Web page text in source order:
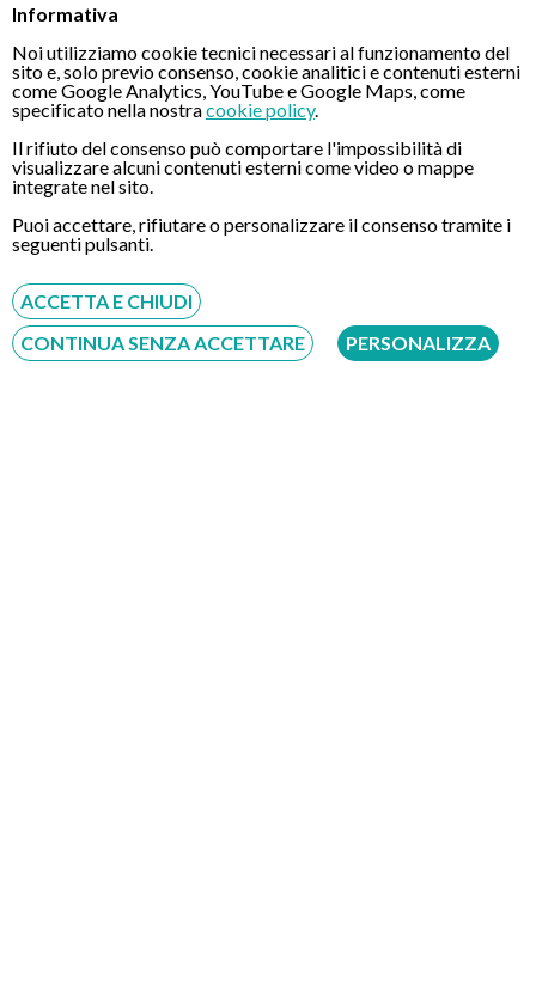
Informativa
Noi utilizziamo cookie tecnici necessari al funzionamento del
sito e, solo previo consenso, cookie analitici e contenuti esterni
come Google Analytics, YouTube e Google Maps, come
specificato nella nostracookie policy.
Il rifiuto del consenso può comportare l'impossibilità di
visualizzare alcuni contenuti esterni come video o mappe
integrate nel sito.
Puoi accettare, rifiutare o personalizzare il consenso tramite i
seguenti pulsanti.
ACCETTA E CHIUDI
CONTINUA SENZA ACCETTARE
PERSONALIZZA
sottopongono ad una gastroscopia transnasale sono già in
grado di guidare l’auto e riprendere le abituali attività
quotidiane.
Niente rischi
L’assenza di sedazione inoltre, permette di evitare qualsiasi
rischio legato alla somministrazione dei farmaci per via venosa.
Confronto diretto, respirazione libera e deglutizione
Durante tutto l’intervento, i pazienti possono parlare e
confrontarsi direttamente con il medico e gli infermieri che
stanno eseguendo la gastroscopia transnasale. Inoltre, la